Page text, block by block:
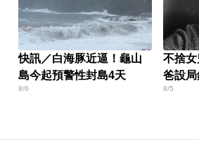
快訊／白海豚近逼！龜山
島今起預警性封島4天
8/6
不捨
爸設
仇
8/5